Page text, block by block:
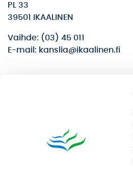
PL 33
39501 IKAALINEN
Vaihde: (03) 45 011
E-mail: kanslia@ikaalinen.fi